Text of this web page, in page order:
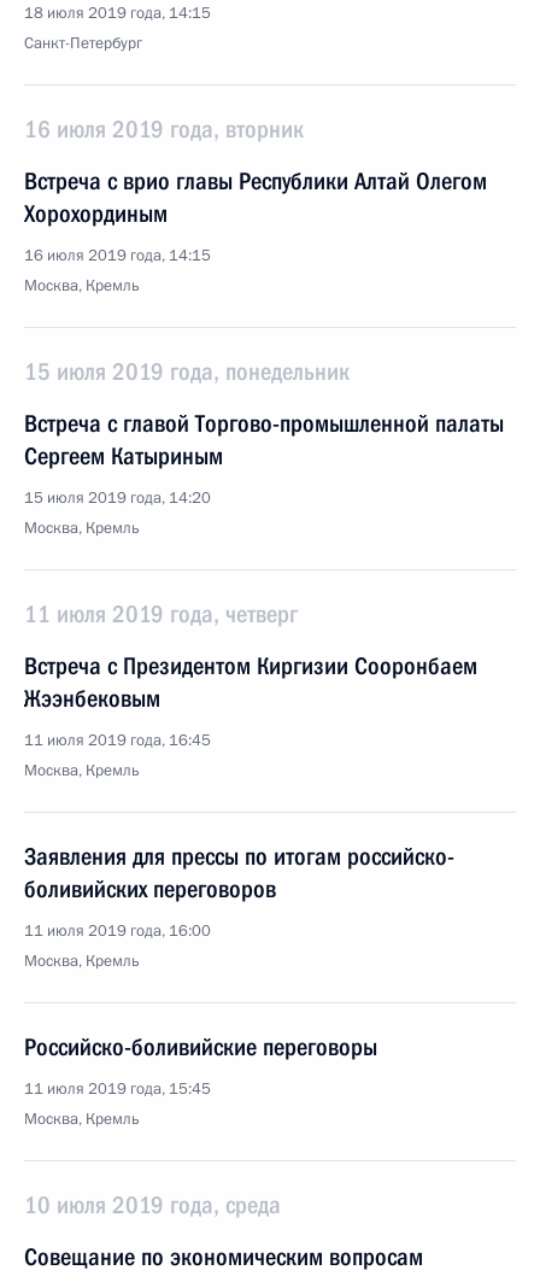
18 июля 2019 года, 14:15
Санкт-Петербург
16 июля 2019 года, вторник
Встреча с врио главы Республики Алтай Олегом
Хорохординым
16 июля 2019 года, 14:15
Москва, Кремль
15 июля 2019 года, понедельник
Встреча с главой Торгово-промышленной палаты
Сергеем Катыриным
15 июля 2019 года, 14:20
Москва, Кремль
11 июля 2019 года, четверг
Встреча с Президентом Киргизии Сооронбаем
Жээнбековым
11 июля 2019 года, 16:45
Москва, Кремль
Заявления для прессы по итогам российско-
боливийских переговоров
11 июля 2019 года, 16:00
Москва, Кремль
Российско-боливийские переговоры
11 июля 2019 года, 15:45
Москва, Кремль
10 июля 2019 года, среда
Совещание по экономическим вопросам